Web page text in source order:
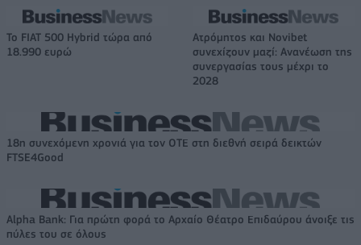
Το FIAT 500 Hybrid τώρα από
18.990 ευρώ
Ατρόμητος και Novibet
συνεχίζουν μαζί: Ανανέωση της
συνεργασίας τους μέχρι το
2028
18η συνεχόμενη χρονιά για τον ΟΤΕ στη διεθνή σειρά δεικτών
FTSE4Good
Alpha Bank: Για πρώτη φορά το Αρχαίο Θέατρο Επιδαύρου άνοιξε τις
πύλες του σε όλους